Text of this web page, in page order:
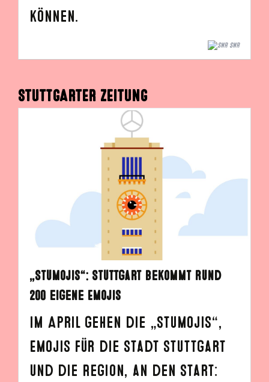
können.
SWR
STUTTGARTER ZEITUNG
„Stumojis“: Stuttgart bekommt rund
200 eigene Emojis
Im April gehen die „Stumojis“,
Emojis für die Stadt Stuttgart
und die Region, an den Start: